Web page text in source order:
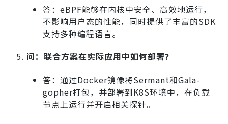
答：eBPF能够在内核中安全、高效地运行，
不影响用户态的性能，同时提供了丰富的SDK
支持多种编程语言。
问：联合方案在实际应用中如何部署？
答：通过Docker镜像将Sermant和Gala-
gopher打包，并部署到K8S环境中，在负载
节点上运行并开启相关探针。